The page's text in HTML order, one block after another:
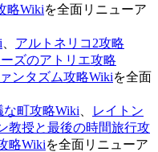
略Wikiを全面リニューア
アルトネリコ2攻略
ーズのアトリエ攻略
ンタズム攻略Wikiを全面
な町攻略Wiki
レイトン
教授と最後の時間旅行攻
略Wikiを全面リニューア